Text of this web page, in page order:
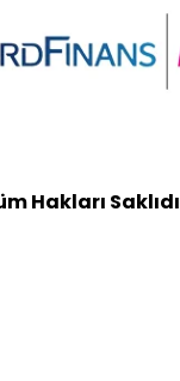
Hakları